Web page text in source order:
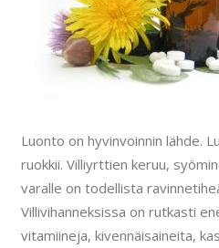
Luonto on hyvinvoinnin lähde.
ruokkii. Villiyrttien keruu,
varalle on todellista
Villivihanneksissa on rutkasti
vitamiineja, kivennäisaineita,